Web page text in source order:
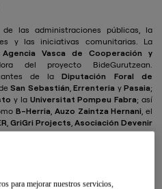
las administraciones públicas, la
y las iniciativas comunitarias. La
Agencia Vasca de Cooperación y
del proyecto BideGurutzean.
de laDiputación Foral de
San Sebastián, Errenteria y Pasaia;
y la Universitat Pompeu Fabra; así
B-Herria, Auzo Zaintza Hernani, el
, GriGri Projects, Asociación Devenir
Barreiro, director del Proceso de
de BATUZ Gizarte Fundazioa.
para mejorar nuestros servicios,